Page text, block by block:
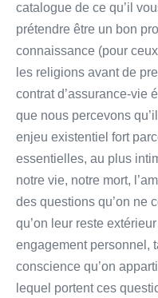
catalogue de ce qu’il
prétendre être un bon
connaissance (pour
les religions avant de
contrat d’assurance-vie
que nous percevons
enjeu existentiel fort
essentielles, au plus
notre vie, notre mort,
des questions qu’on ne
qu’on leur reste
engagement personnel,
conscience qu’on
lequel portent ces